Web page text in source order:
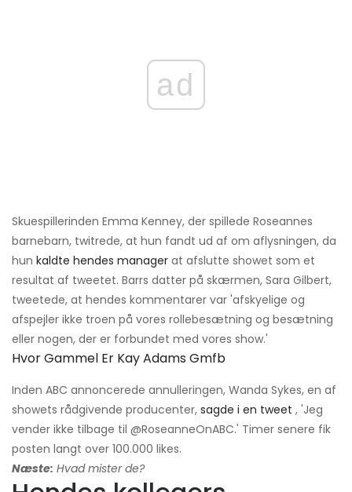
ad
Skuespillerinden Emma Kenney, der spillede Roseannes
barnebarn, twitrede, at hun fandt ud af om aflysningen, da
hun kaldte hendes manager at afslutte showet som et
resultat af tweetet. Barrs datter på skærmen, Sara Gilbert,
tweetede, at hendes kommentarer var 'afskyelige og
afspejler ikke troen på vores rollebesætning og besætning
eller nogen, der er forbundet med vores show.'
Hvor Gammel Er Kay Adams Gmfb
Inden ABC annoncerede annulleringen, Wanda Sykes, en af ​​
showets rådgivende producenter, sagde i en tweet , 'Jeg
vender ikke tilbage til @RoseanneOnABC.' Timer senere fik
posten langt over 100.000 likes.
Næste: Hvad mister de?